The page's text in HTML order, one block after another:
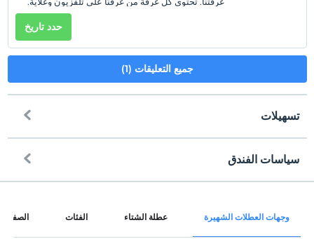
حدد تاريخ
جميع التعليقات (1)
تسهيلات
المناطق المشتركة وجميع الغرف
سياسات الفندق
تسجيل الوصول
تسجيل المغادرة
قبل 12:00
وجهات العطلات الشهيرة عطلة الشتاء الفئات